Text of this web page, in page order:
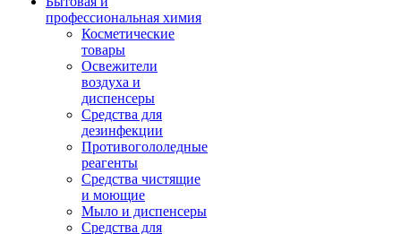
профессиональная химия
Косметические
товары
Освежители
воздуха и
диспенсеры
Средства для
дезинфекции
Противогололедные
реагенты
Средства чистящие
и моющие
Мыло и диспенсеры
Средства для